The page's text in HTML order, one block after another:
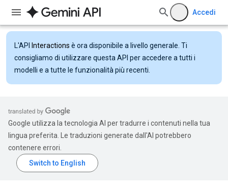
Accedi
L'API Interactions è ora disponibile a livello generale. Ti
consigliamo di utilizzare questa API per accedere a tutti i
modelli e a tutte le funzionalità più recenti.
Google utilizza la tecnologia AI per tradurre i contenuti nella tua
lingua preferita. Le traduzioni generate dall'AI potrebbero
contenere errori.